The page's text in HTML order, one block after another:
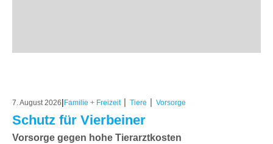
7. August 2026| Familie + Freizeit | Tiere | Vorsorge
Schutz für Vierbeiner
Vorsorge gegen hohe Tierarztkosten